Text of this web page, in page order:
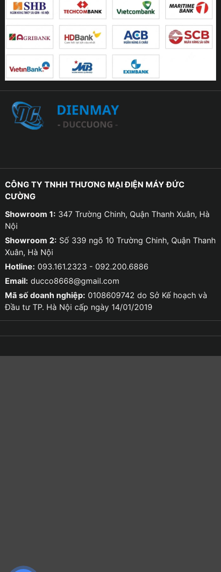
CÔNG TY TNHH THƯƠNG MẠI ĐIỆN MÁY ĐỨC
CƯỜNG
Showroom 1: 347 Trường Chinh, Quận Thanh Xuân, Hà
Nội
Showroom 2: Số 339 ngõ 10 Trường Chinh, Quận Thanh
Xuân, Hà Nội
Hotline: 093.161.2323 - 092.200.6886
Email: ducco8668@gmail.com
Mã số doanh nghiệp: 0108609742 do Sở Kế hoạch và
Đầu tư TP. Hà Nội cấp ngày 14/01/2019